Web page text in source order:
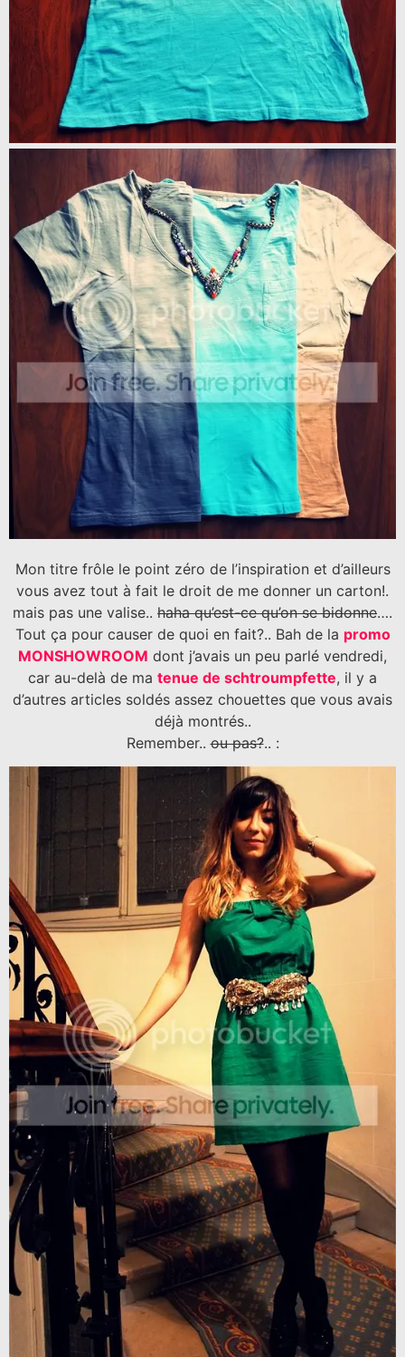
Mon titre frôle le point zéro de l’inspiration et d’ailleurs
vous avez tout à fait le droit de me donner un carton!.
mais pas une valise.. haha qu’est-ce qu’on se bidonne….
Tout ça pour causer de quoi en fait?.. Bah de la promo
MONSHOWROOM dont j’avais un peu parlé vendredi,
car au-delà de ma tenue de schtroumpfette, il y a
d’autres articles soldés assez chouettes que vous avais
déjà montrés..
Remember..ou pas?.. :